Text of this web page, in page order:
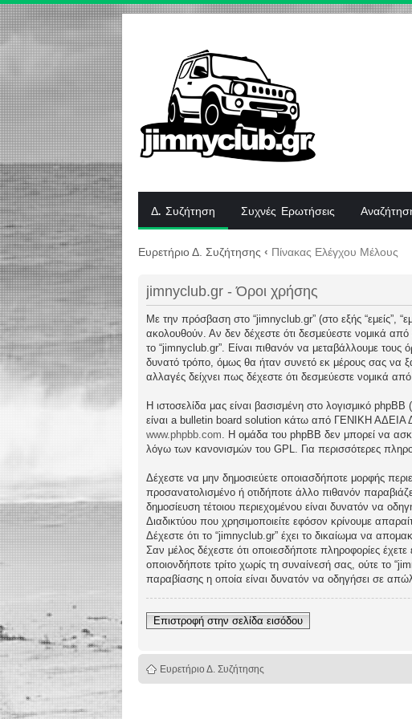
Δ. Συζήτηση Συχνές Ερωτήσεις
Ευρετήριο Δ. Συζήτησης ‹ Πίνακας Ελέγχου Μέλους
jimnyclub.gr - Όροι χρήσης
Με την πρόσβαση στο “jimnyclub.gr” (στο εξής “εμείς”,
ακολουθούν. Αν δεν δέχεστε ότι δεσμεύεστε νομικά
το “jimnyclub.gr”. Είναι πιθανόν να μεταβάλλουμε τους
δυνατό τρόπο, όμως θα ήταν συνετό εκ μέρους σας να
αλλαγές δείχνει πως δέχεστε ότι δεσμεύεστε νομικά
Η ιστοσελίδα μας είναι βασισμένη στο λογισμικό
είναι a bulletin board solution κάτω από ΓΕΝΙΚΗ
www.phpbb.com. Η ομάδα του phpBB δεν μπορεί να
λόγω των κανονισμών του GPL. Για περισσότερες
Δέχεστε να μην δημοσιεύετε οποιασδήποτε μορφής
προσανατολισμένο ή οτιδήποτε άλλο πιθανόν
δημοσίευση τέτοιου περιεχομένου είναι δυνατόν να
Διαδικτύου που χρησιμοποιείτε εφόσον κρίνουμε
Δέχεστε ότι το “jimnyclub.gr” έχει το δικαίωμα να
Σαν μέλος δέχεστε ότι οποιεσδήποτε πληροφορίες
οποιονδήποτε τρίτο χωρίς τη συναίνεσή σας, ούτε το
παραβίασης η οποία είναι δυνατόν να οδηγήσει σε
Επιστροφή στην σελίδα εισόδου
Ευρετήριο Δ. Συζήτησης